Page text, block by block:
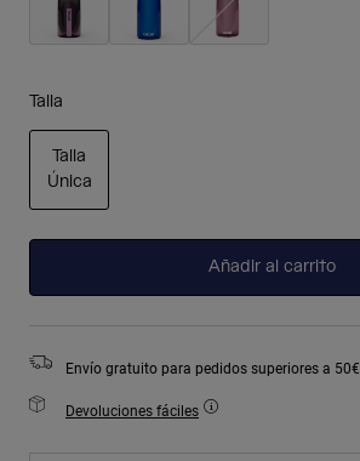
Talla
Talla
Única
Añadir al carrito
Envío gratuito para pedidos superiores a 50€
Devoluciones fáciles